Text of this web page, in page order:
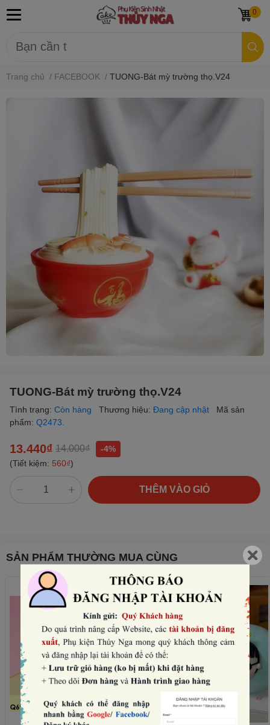
0
Trang chủ / FACEBOOK / TUONG-Bát mỳ trường thọ.V24
TUONG-Bát mỳ trường thọ.V24
Tình trạng: Còn hàng Thương hiệu: Đang cập nhật
Mã sản
phẩm: Q2473.
13.440₫ 14.000₫
-4%
(Tiết kiệm: 560₫)
THÊM VÀO GIỎ
SẢN PHẨM THƯỜNG MUA CÙNG